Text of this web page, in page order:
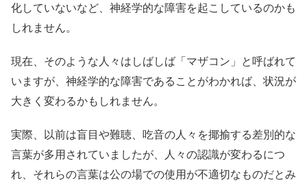
化していないなど、神経学的な障害を起こしているのかも
しれません。
現在、そのような人々はしばしば「マザコン」と呼ばれて
いますが、神経学的な障害であることがわかれば、状況が
大きく変わるかもしれません。
実際、以前は盲目や難聴、吃音の人々を揶揄する差別的な
言葉が多用されていましたが、人々の認識が変わるにつ
れ、それらの言葉は公の場での使用が不適切なものだとみ